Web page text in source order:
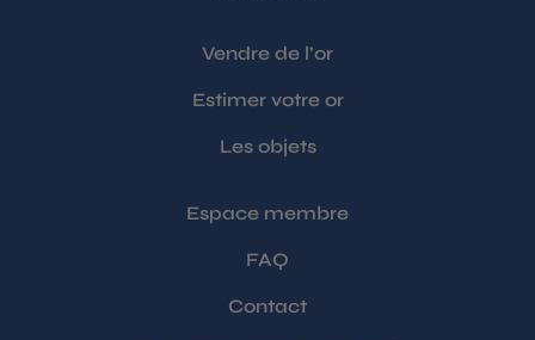
Vendre de l’or
Estimer votre or
Les objets
Espace membre
FAQ
Contact